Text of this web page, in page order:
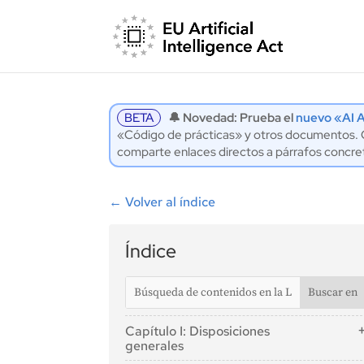
BETA 🔔 Novedad: Prueba elnuevo «AI
«Código de prácticas» y otros documentos.
comparte enlaces directos a párrafos
←Volver al índice
Índice
Capítulo I: Disposiciones
generales